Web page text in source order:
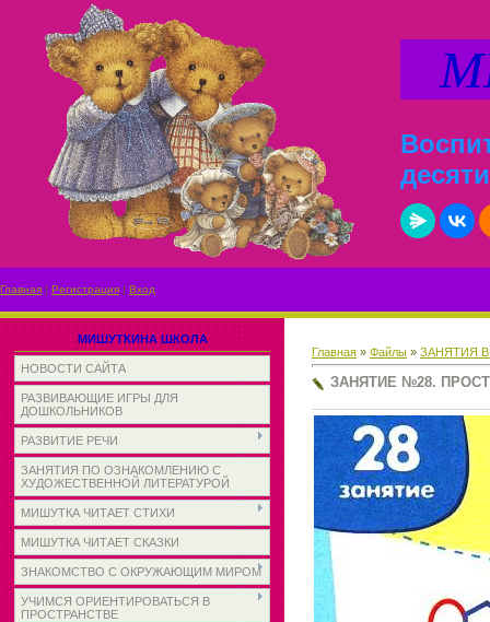
Главная | Регистрация | Вход
МИШУТКИНА ШКОЛА
НОВОСТИ САЙТА
РАЗВИВАЮЩИЕ ИГРЫ ДЛЯ
ДОШКОЛЬНИКОВ
РАЗВИТИЕ РЕЧИ
ЗАНЯТИЯ ПО ОЗНАКОМЛЕНИЮ С
ХУДОЖЕСТВЕННОЙ ЛИТЕРАТУРОЙ
МИШУТКА ЧИТАЕТ СТИХИ
МИШУТКА ЧИТАЕТ СКАЗКИ
ЗНАКОМСТВО С ОКРУЖАЮЩИМ МИРОМ
УЧИМСЯ ОРИЕНТИРОВАТЬСЯ В
ПРОСТРАНСТВЕ
Главная » Файлы » ЗАНЯТИЯ
ЗАНЯТИЕ №28.